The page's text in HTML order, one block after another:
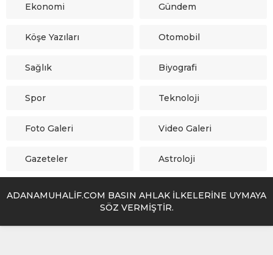
Ekonomi Gündem
Köşe Yazıları Otomobil
Sağlık Biyografi
Spor Teknoloji
Foto Galeri Video Galeri
Gazeteler Astroloji
ADANAMUHALİF.COM BASIN AHLAK İLKELERİNE UYMAYA
SÖZ VERMİŞTİR.